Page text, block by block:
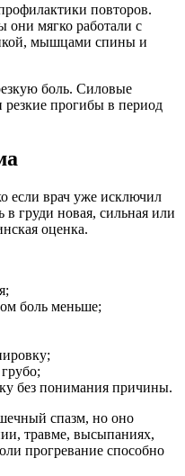
повторов.
они мягко работали с
мышцами спины и
боль. Силовые
резкие прогибы в период
если врач уже исключил
груди новая, сильная или
оценка.
боль меньше;
без понимания причины.
спазм, но оно
травме, высыпаниях,
прогревание способно